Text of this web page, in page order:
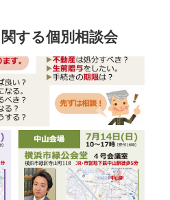
する個別相談会